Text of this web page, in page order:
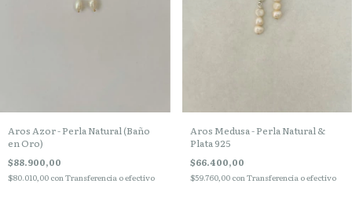
Aros Azor - Perla Natural (Baño
en Oro)
$88.900,00
$80.010,00 con Transferencia o efectivo
Aros Medusa - Perla Natural &
Plata 925
$66.400,00
$59.760,00 con Transferencia o efectivo